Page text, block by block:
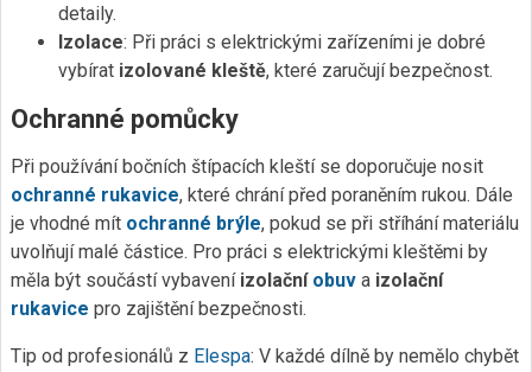
detaily.
Izolace: Při práci s elektrickými zařízeními je dobré
vybírat izolované kleště, které zaručují bezpečnost.
Ochranné pomůcky
Při používání bočních štípacích kleští se doporučuje nosit
ochranné rukavice, které chrání před poraněním rukou. Dále
je vhodné mít ochranné brýle, pokud se při stříhání materiálu
uvolňují malé částice. Pro práci s elektrickými kleštěmi by
měla být součástí vybavení izolační obuv a izolační
rukavice pro zajištění bezpečnosti.
Tip od profesionálů z Elespa: V každé dílně by nemělo chybět